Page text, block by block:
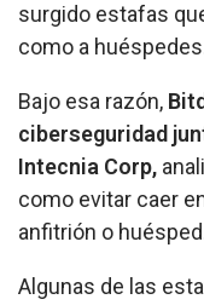
surgido estafas
como a
Bajo esa razón,
ciberseguridad
Intecnia Corp,
como evitar caer
anfitrión o
Algunas de las